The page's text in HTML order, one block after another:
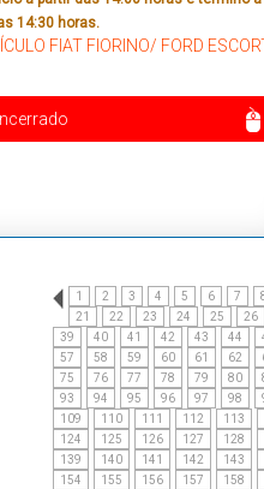
14:30 horas.
FIAT FIORINO/ FORD
1 2 3 4 5 6 7
21
22 23 24 25 26
39
40 41 42 43 44
57
58 59 60 61 62
75
76 77 78 79 80
93
94 95 96 97 98
109
110 111 112 113
124
125 126 127 128
139
140 141 142 143
154
155 156 157 158